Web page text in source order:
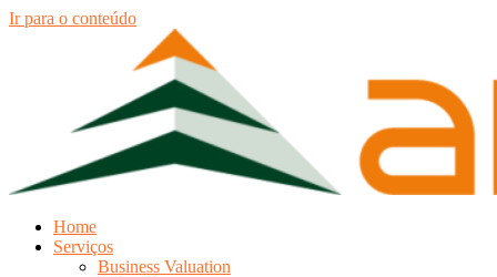
Ir para o conteúdo
Home
Serviços
Business Valuation